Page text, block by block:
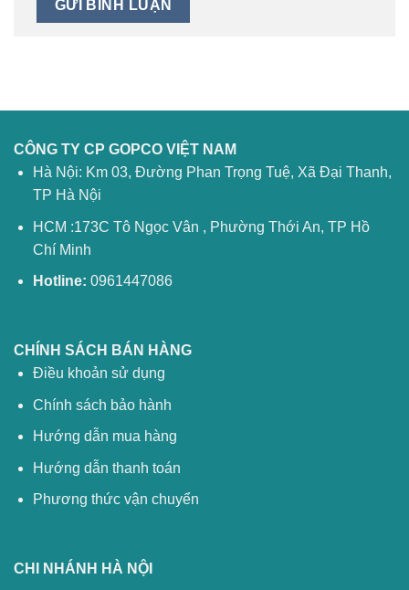
CÔNG TY CP GOPCO VIỆT NAM
Hà Nội: Km 03, Đường Phan Trọng Tuệ, Xã Đại Thanh,
TP Hà Nội
HCM :173C Tô Ngọc Vân , Phường Thới An, TP Hồ
Chí Minh
Hotline: 0961447086
CHÍNH SÁCH BÁN HÀNG
Điều khoản sử dụng
Chính sách bảo hành
Hướng dẫn mua hàng
Hướng dẫn thanh toán
Phương thức vận chuyển
CHI NHÁNH HÀ NỘI